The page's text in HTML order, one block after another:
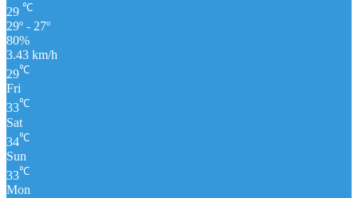
29 ℃
29º - 27º
80%
3.43 km/h
29℃
Fri
33℃
Sat
34℃
Sun
33℃
Mon